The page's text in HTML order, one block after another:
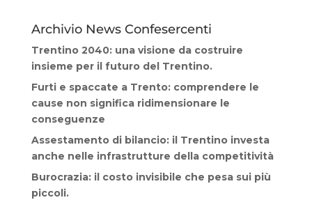
Archivio News Confesercenti
Trentino 2040: una visione da costruire
insieme per il futuro del Trentino.
Furti e spaccate a Trento: comprendere le
cause non significa ridimensionare le
conseguenze
Assestamento di bilancio: il Trentino investa
anche nelle infrastrutture della competitività
Burocrazia: il costo invisibile che pesa sui più
piccoli.